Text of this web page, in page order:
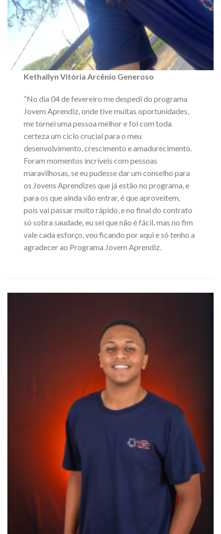
Kethallyn Vitória Arcênio Generoso
“No dia 04 de fevereiro me despedi do programa
Jovem Aprendiz, onde tive muitas oportunidades,
me tornei uma pessoa melhor e foi com toda
certeza um ciclo crucial para o meu
desenvolvimento, crescimento e amadurecimento.
Foram momentos incríveis com pessoas
maravilhosas, se eu pudesse dar um conselho para
os Jovens Aprendizes que já estão no programa, e
para os que ainda vão entrar, é que aproveitem,
pois vai passar muito rápido, e no final do contrato
só sobra saudade, eu sei que não é fácil, mas no fim
vale cada esforço, vou ficando por aqui e só tenho a
agradecer ao Programa Jovem Aprendiz.